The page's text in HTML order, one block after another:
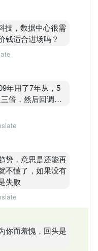
仓区
主升段。
结构。
技，数据中心很需
钱适合进场吗？
年用了7年从，5
倍，然后回调到8
8块去到14.50，
，2009和现在
中也有红股，分
但是如果这种股放
价了，可怜的马
势，意思是还能再
不懂了，如果没有
失败
你而羞愧，回头是